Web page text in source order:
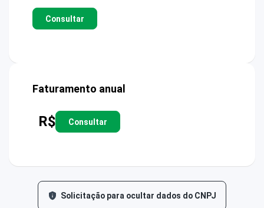
Consultar
Faturamento anual
R$ Consultar
Solicitação para ocultar dados do CNPJ